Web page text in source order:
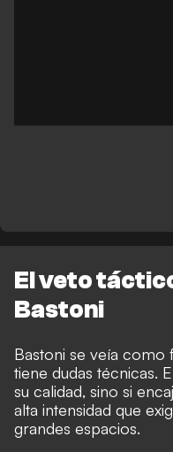
El veto
Bastoni
Bastoni se veía como
tiene dudas técnicas.
su calidad, sino si
alta intensidad que
grandes espacios.